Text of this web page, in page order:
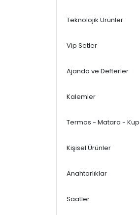
Teknolojik Ürünler
Vip Setler
Ajanda ve Defterler
Kalemler
Termos - Matara -
Kişisel Ürünler
Anahtarlıklar
Saatler